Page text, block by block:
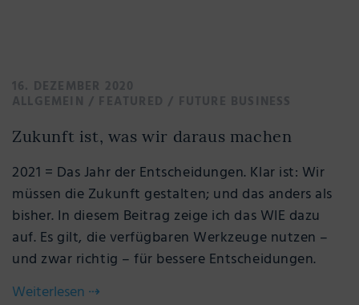
16. DEZEMBER 2020
ALLGEMEIN / FEATURED / FUTURE BUSINESS
Zukunft ist, was wir daraus machen
2021 = Das Jahr der Entscheidungen. Klar ist: Wir
müssen die Zukunft gestalten; und das anders als
bisher. In diesem Beitrag zeige ich das WIE dazu
auf. Es gilt, die verfügbaren Werkzeuge nutzen –
und zwar richtig – für bessere Entscheidungen.
Weiterlesen ⇢